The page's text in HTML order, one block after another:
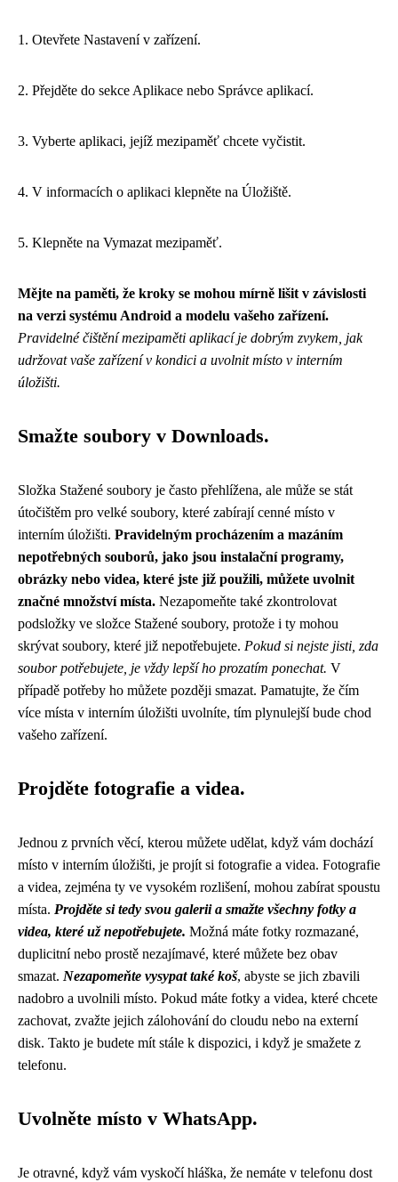
1. Otevřete Nastavení v zařízení.
2. Přejděte do sekce Aplikace nebo Správce aplikací.
3. Vyberte aplikaci, jejíž mezipaměť chcete vyčistit.
4. V informacích o aplikaci klepněte na Úložiště.
5. Klepněte na Vymazat mezipaměť.
Mějte na paměti, že kroky se mohou mírně lišit v závislosti
na verzi systému Android a modelu vašeho zařízení.
Pravidelné čištění mezipaměti aplikací je dobrým zvykem, jak
udržovat vaše zařízení v kondici a uvolnit místo v interním
úložišti.
Smažte soubory v Downloads.
Složka Stažené soubory je často přehlížena, ale může se stát
útočištěm pro velké soubory, které zabírají cenné místo v
interním úložišti. Pravidelným procházením a mazáním
nepotřebných souborů, jako jsou instalační programy,
obrázky nebo videa, které jste již použili, můžete uvolnit
značné množství místa. Nezapomeňte také zkontrolovat
podsložky ve složce Stažené soubory, protože i ty mohou
skrývat soubory, které již nepotřebujete. Pokud si nejste jisti, zda
soubor potřebujete, je vždy lepší ho prozatím ponechat. V
případě potřeby ho můžete později smazat. Pamatujte, že čím
více místa v interním úložišti uvolníte, tím plynulejší bude chod
vašeho zařízení.
Projděte fotografie a videa.
Jednou z prvních věcí, kterou můžete udělat, když vám dochází
místo v interním úložišti, je projít si fotografie a videa. Fotografie
a videa, zejména ty ve vysokém rozlišení, mohou zabírat spoustu
místa. Projděte si tedy svou galerii a smažte všechny fotky a
videa, které už nepotřebujete. Možná máte fotky rozmazané,
duplicitní nebo prostě nezajímavé, které můžete bez obav
smazat. Nezapomeňte vysypat také koš, abyste se jich zbavili
nadobro a uvolnili místo. Pokud máte fotky a videa, které chcete
zachovat, zvažte jejich zálohování do cloudu nebo na externí
disk. Takto je budete mít stále k dispozici, i když je smažete z
telefonu.
Uvolněte místo v WhatsApp.
Je otravné, když vám vyskočí hláška, že nemáte v telefonu dost